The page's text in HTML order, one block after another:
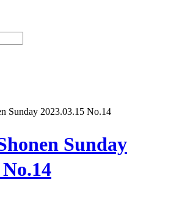
Sunday 2023.03.15 No.14
Sunday